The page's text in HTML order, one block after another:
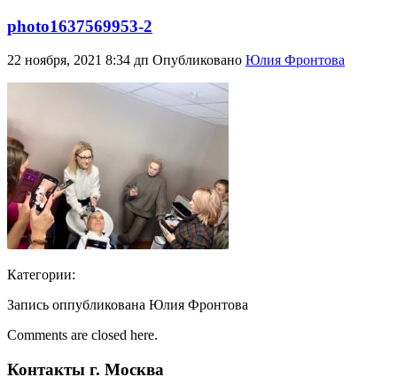
photo1637569953-2
22 ноября, 2021 8:34 дп Опубликовано Юлия Фронтова
Категории:
Запись оппубликована Юлия Фронтова
Comments are closed here.
Контакты г. Москва